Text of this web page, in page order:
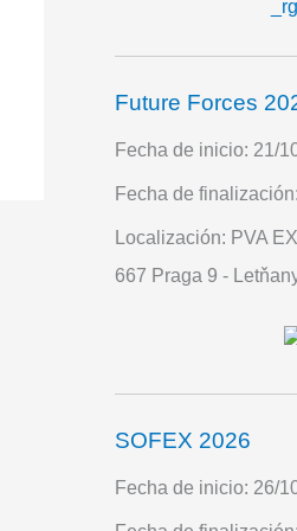
Future Forces
Fecha de inicio: 21/
Fecha de finalización:
Localización: PVA
667 Praga 9 -
SOFEX 2026
Fecha de inicio: 26/